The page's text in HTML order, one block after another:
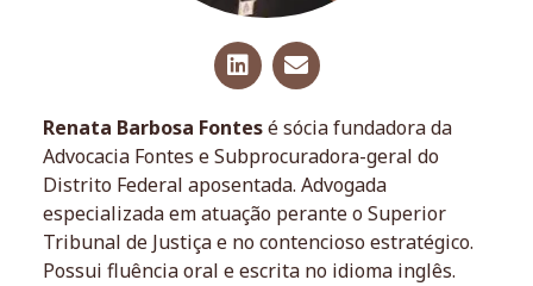
Renata Barbosa Fontesé sócia fundadora da
Advocacia Fontes e Subprocuradora-geral do
Distrito Federal aposentada. Advogada
especializada em atuação perante o Superior
Tribunal de Justiça e no contencioso estratégico.
Possui fluência oral e escrita no idioma inglês.